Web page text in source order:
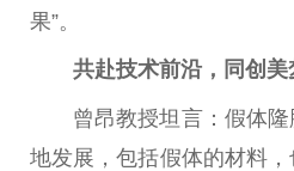
果”。
共赴技术前沿，同创美
曾昂教授坦言：假体
地发展，包括假体的材料